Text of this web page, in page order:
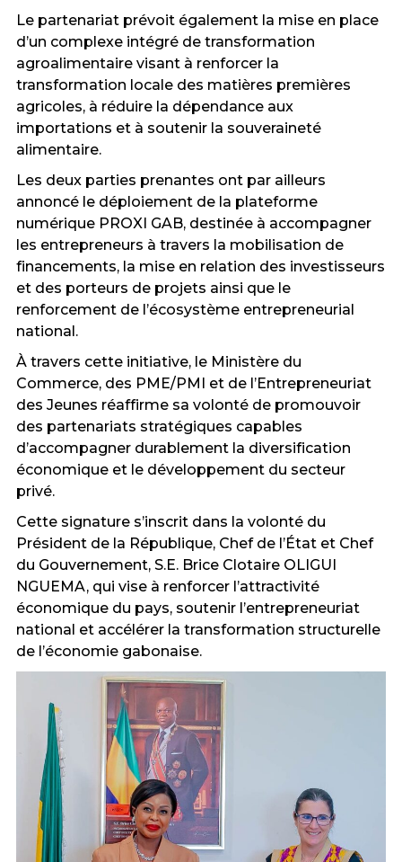
Le partenariat prévoit également la mise en place
d’un complexe intégré de transformation
agroalimentaire visant à renforcer la
transformation locale des matières premières
agricoles, à réduire la dépendance aux
importations et à soutenir la souveraineté
alimentaire.
Les deux parties prenantes ont par ailleurs
annoncé le déploiement de la plateforme
numérique PROXI GAB, destinée à accompagner
les entrepreneurs à travers la mobilisation de
financements, la mise en relation des investisseurs
et des porteurs de projets ainsi que le
renforcement de l’écosystème entrepreneurial
national.
À travers cette initiative, le Ministère du
Commerce, des PME/PMI et de l’Entrepreneuriat
des Jeunes réaffirme sa volonté de promouvoir
des partenariats stratégiques capables
d’accompagner durablement la diversification
économique et le développement du secteur
privé.
Cette signature s’inscrit dans la volonté du
Président de la République, Chef de l’État et Chef
du Gouvernement, S.E. Brice Clotaire OLIGUI
NGUEMA, qui vise à renforcer l’attractivité
économique du pays, soutenir l’entrepreneuriat
national et accélérer la transformation structurelle
de l’économie gabonaise.